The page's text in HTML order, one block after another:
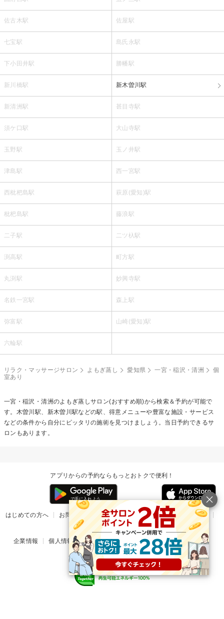
佐古木駅 佐屋駅
七宝駅 島氏永駅
下小田井駅 勝幡駅
新川橋駅 新木曽川駅
新清洲駅 甚目寺駅
須ケ口駅 大山寺駅
玉野駅 玉ノ井駅
津島駅 西一宮駅
西枇杷島駅 萩原(愛知)駅
枇杷島駅 藤浪駅
二子駅 二ツ杁駅
渕高駅 町方駅
丸渕駅 妙興寺駅
名鉄一宮駅 森上駅
弥富駅 山崎(愛知)駅
六輪駅
リラク・マッサージサロン よもぎ蒸し 愛知県 一宮・稲沢・清洲
個
室あり
一宮・稲沢・清洲のよもぎ蒸しサロン(おすすめ順)から検索＆予約が可能で
す。木曽川駅、新木曽川駅などの駅、得意メニューや豊富な施設・サービス
などの条件から自分にピッタリの施術を見つけましょう。当日予約できるサ
ロンもあります。
アプリからの予約ならもっとおトクで便利！
はじめての方へ お問い合わせ ヘルプ リリース情報
利用規約
掲載ご希望のサロン様
企業情報 個人情報保護方針 楽天のサービス一覧 アプリ一覧
© Rakuten Group, Inc.